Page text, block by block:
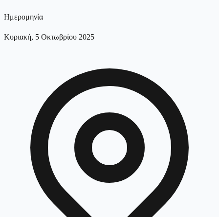
Ημερομηνία
Κυριακή, 5 Οκτωβρίου 2025